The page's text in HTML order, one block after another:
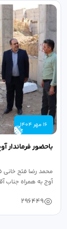
16 مهر 1404
باحضور فرماندار
محمد رضا فتح خانی
آوج به همراه جناب
296449